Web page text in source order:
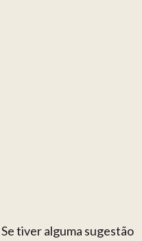
Se tiver alguma sugestão